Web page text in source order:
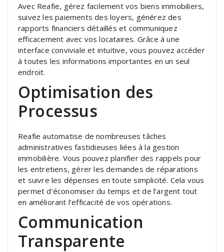
Avec Reafie, gérez facilement vos biens immobiliers,
suivez les paiements des loyers, générez des
rapports financiers détaillés et communiquez
efficacement avec vos locataires. Grâce à une
interface conviviale et intuitive, vous pouvez accéder
à toutes les informations importantes en un seul
endroit.
Optimisation des
Processus
Reafie automatise de nombreuses tâches
administratives fastidieuses liées à la gestion
immobilière. Vous pouvez planifier des rappels pour
les entretiens, gérer les demandes de réparations
et suivre les dépenses en toute simplicité. Cela vous
permet d’économiser du temps et de l’argent tout
en améliorant l’efficacité de vos opérations.
Communication
Transparente